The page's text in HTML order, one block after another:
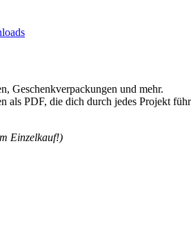
Geschenkverpackungen und mehr.
als PDF, die dich durch jedes Projekt
Einzelkauf!)